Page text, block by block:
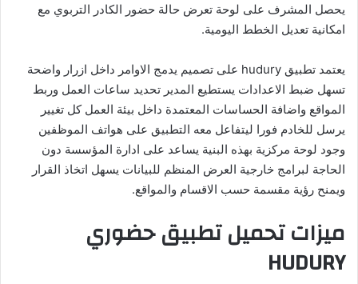
يحصل المشرف على لوحة تعرض حالة حضور الكادر التربوي مع
امكانية تعديل الخطط اليومية.
يعتمد تطبيق hudury على تصميم يدمج الاوامر داخل ازرار واضحة
تسهل ضبط الاعدادات يستطيع المدير تحديد ساعات العمل وربط
المواقع واضافة الحساسات المعتمدة داخل بيئة العمل كل تغيير
يرسل للخادم فورا ليتفاعل معه التطبيق على هواتف الموظفين
وجود لوحة مركزية بهذه البنية يساعد على ادارة المؤسسة دون
الحاجة لبرامج خارجية العرض المنظم للبيانات يسهل اتخاذ القرار
ويمنح رؤية مقسمة حسب الاقسام والمواقع.
ميزات تحميل تطبيق حضوري
HUDURY